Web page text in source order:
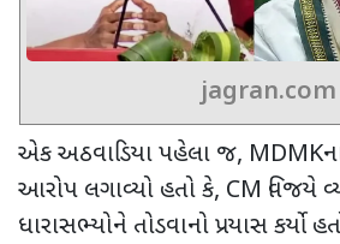
jagran.com
એક અઠવાડિયા પહેલા જ, MDMK
આરોપ લગાવ્યો હતો કે, CM વિજયે
ધારાસભ્યોને તોડવાનો પ્રયાસ કર્યો